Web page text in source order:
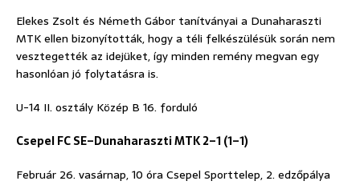
Elekes Zsolt és Németh Gábor tanítványai a Dunaharaszti
MTK ellen bizonyították, hogy a téli felkészülésük során nem
vesztegették az idejüket, így minden remény megvan egy
hasonlóan jó folytatásra is.
U-14 II. osztály Közép B 16. forduló
Csepel FC SE–Dunaharaszti MTK 2–1 (1–1)
Február 26. vasárnap, 10 óra Csepel Sporttelep, 2. edzőpálya